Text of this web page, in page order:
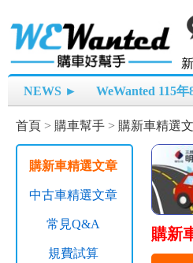
NEWS ► WeWanted 115
首頁 > 購車幫手 > 購新車精選
購新車精選文章
中古車精選文章
常見Q&A
規費試算
購新